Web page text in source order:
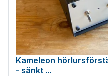
Kameleon
- sänkt ...